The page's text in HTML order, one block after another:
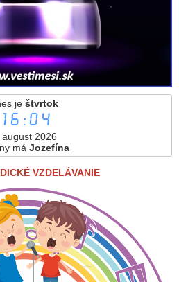
je štvrtok
16:04
august 2026
má Jozefína
VZDELÁVANIE